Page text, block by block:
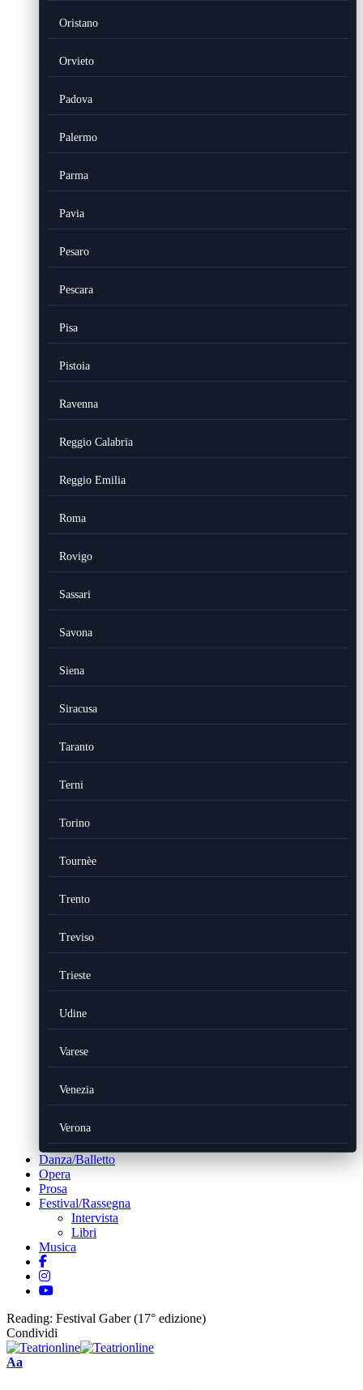
Oristano
Orvieto
Padova
Palermo
Parma
Pavia
Pesaro
Pescara
Pisa
Pistoia
Ravenna
Reggio Calabria
Reggio Emilia
Roma
Rovigo
Sassari
Savona
Siena
Siracusa
Taranto
Terni
Torino
Tournèe
Trento
Treviso
Trieste
Udine
Varese
Venezia
Verona
Danza/Balletto
Opera
Prosa
Festival/Rassegna
Intervista
Libri
Musica
Reading: Festival Gaber (17° edizione)
Condividi
Font
Aa